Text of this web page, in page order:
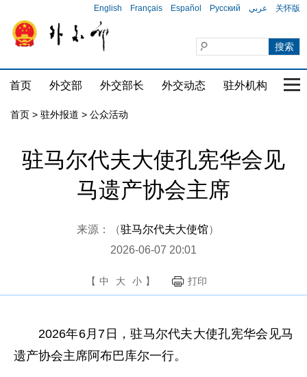
English Français Español Русский عربي 关怀版
首页 外交部 外交部长 外交动态 驻外机构 国
首页 > 驻外报道 > 公众活动
驻马尔代夫大使孔宪华会见
马遗产协会主席
来源：（驻马尔代夫大使馆）
2026-06-07 20:01
【 中 大 小 】 打印
2026年6月7日，驻马尔代夫大使孔宪华会见马
遗产协会主席阿布巴库尔一行。